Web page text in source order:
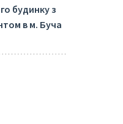
будинку з
в м. Буча